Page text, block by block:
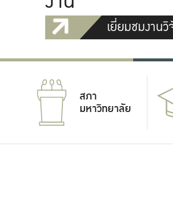
เยี่ยมชมงาน
สภา
มหาวิทยาลัย